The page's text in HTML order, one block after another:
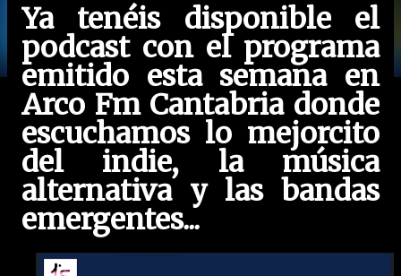
Ya tenéis disponible el
podcast con el programa
emitido esta semana en
Arco Fm Cantabria donde
escuchamos lo mejorcito
del indie, la música
alternativa y las bandas
emergentes...